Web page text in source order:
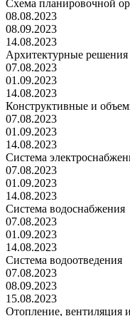
Схема планировочной
08.08.2023
08.09.2023
14.08.2023
Архитектурные решения
07.08.2023
01.09.2023
14.08.2023
Конструктивные и
07.08.2023
01.09.2023
14.08.2023
Система
07.08.2023
01.09.2023
14.08.2023
Система водоснабжения
07.08.2023
01.09.2023
14.08.2023
Система водоотведения
07.08.2023
08.09.2023
15.08.2023
Отопление, вентиляция